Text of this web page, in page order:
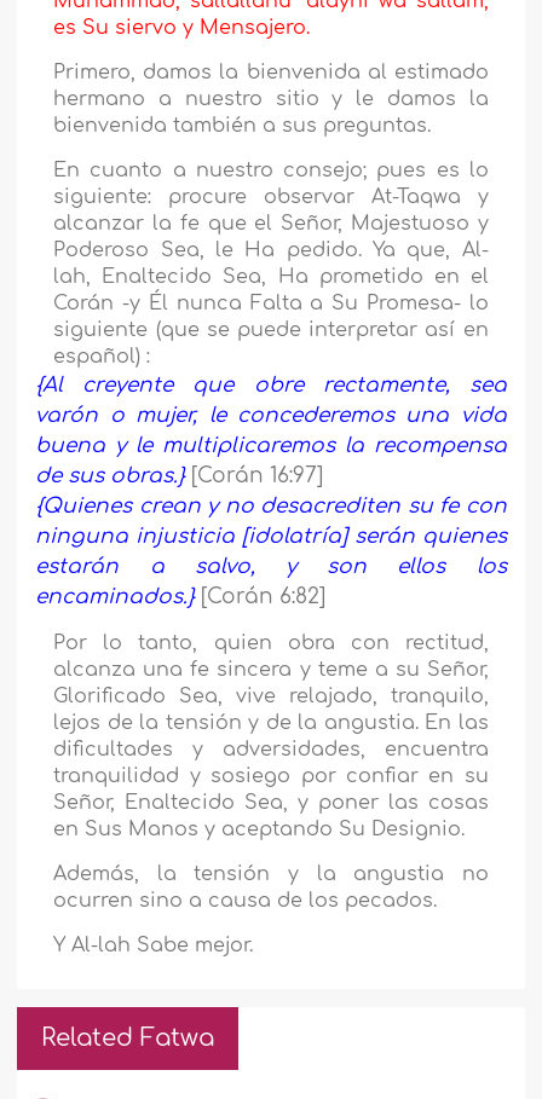
es Su siervo y Mensajero.
Primero, damos la bienvenida al estimado
hermano a nuestro sitio y le damos la
bienvenida también a sus preguntas.
En cuanto a nuestro consejo; pues es lo
siguiente: procure observar At-Taqwa y
alcanzar la fe que el Señor, Majestuoso y
Poderoso Sea, le Ha pedido. Ya que, Al-
lah, Enaltecido Sea, Ha prometido en el
Corán -y Él nunca Falta a Su Promesa- lo
siguiente (que se puede interpretar así en
español) :
{Al creyente que obre rectamente, sea
varón o mujer, le concederemos una vida
buena y le multiplicaremos la recompensa
de sus obras.}[Corán 16:97]
{Quienes crean y no desacrediten su fe con
ninguna injusticia [idolatría] serán quienes
estarán a salvo, y son ellos los
encaminados.}[Corán 6:82]
Por lo tanto, quien obra con rectitud,
alcanza una fe sincera y teme a su Señor,
Glorificado Sea, vive relajado, tranquilo,
lejos de la tensión y de la angustia. En las
dificultades y adversidades, encuentra
tranquilidad y sosiego por confiar en su
Señor, Enaltecido Sea, y poner las cosas
en Sus Manos y aceptando Su Designio.
Además, la tensión y la angustia no
ocurren sino a causa de los pecados.
Y Al-lah Sabe mejor.
Related Fatwa